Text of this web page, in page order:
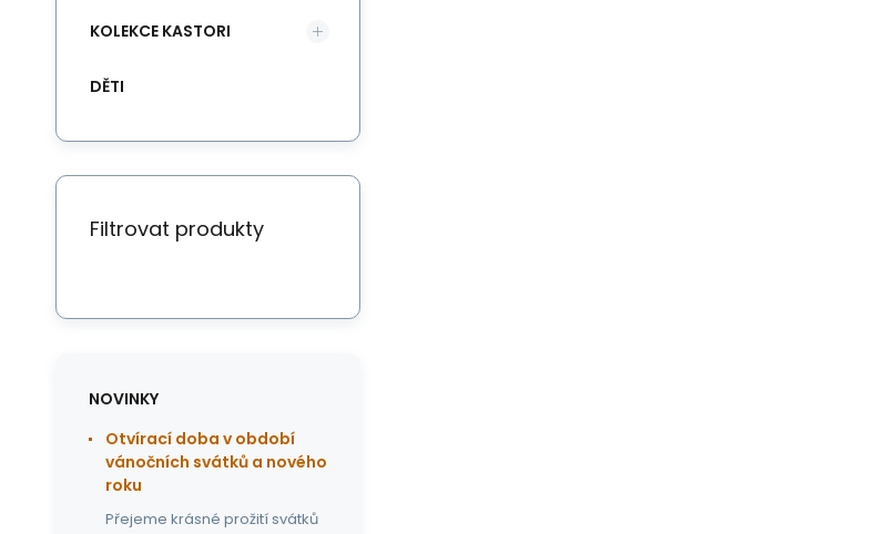
KOLEKCE KASTORI
DĚTI
Filtrovat produkty
NOVINKY
Otvírací doba v období
vánočních svátků a nového
roku
Přejeme krásné prožití svátků